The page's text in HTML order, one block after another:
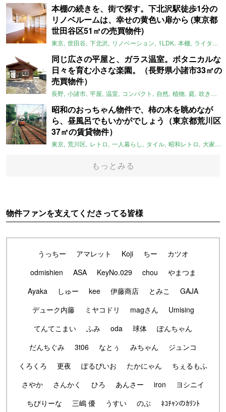
本棚の続きを、街で探す。下北沢駅徒歩1分の
リノベルームは、幸せの黄色い扉から (東京都
世田谷区51㎡の売買物件)
東京 世田谷 下北沢 リノベーション 1LDK 本棚 ライター：ほしりょうこ
同じ広さの平屋と、ガラス温室。ボタニカルな
日々を育む小さな楽園。（長野県小諸市33㎡の
売買物件）
長野 小諸市 平屋 温室 コンパクト 自然 植物 庭 吹き抜け
昭和のおっちゃん物件で、柿の木を眺めなが
ら、昼風呂でもいかがでしょう（東京都荒川区
37㎡の賃貸物件）
東京 荒川区 レトロ 一人暮らし タイル 昭和レトロ 大家女子
もっとみる
物件ファンを支えてくださってる皆様
うっちー アマレット Koji ちー
カツオ
odmishien
ASA KeyNo.029 chou
やまつま
Ayaka
しゅー kee 伊藤商店 とみこ
GAJA
デューク内藤
ミヤコドリ magさん
Umising
てんてこまい
ふみ oda 球体
ぽんちゃん
だんちぐみ
3t06 なとぅ みちゃん
ジュンコ
くろくろ
更夜 ぽるぴいお たかにゃん
ちぇるもふ
さやか
さんかく ひろ あんさー iron
ヨシニイ
ちびりーな
三嶋 優 うすい のぶ
ﾈｺﾁｬﾝのｶﾘﾝﾄ